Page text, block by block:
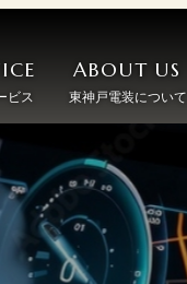
ビス
ABOUT US
東神戸電装について